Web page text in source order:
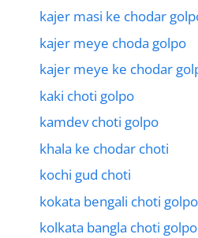
kajer masi ke chodar
kajer meye choda golpo
kajer meye ke chodar
kaki choti golpo
kamdev choti golpo
khala ke chodar choti
kochi gud choti
kokata bengali choti golpo
kolkata bangla choti golpo